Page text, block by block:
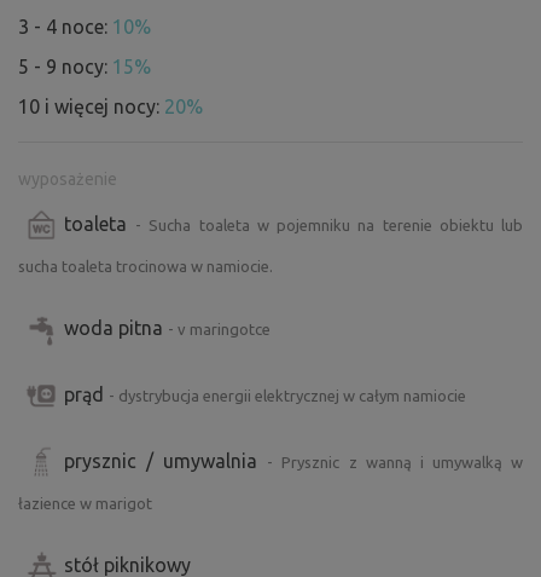
pensjonacie Ovečka itp.
3 - 4 noce: 10%
5 - 9 nocy: 15%
10 i więcej nocy: 20%
wyposażenie
toaleta - Sucha toaleta w pojemniku na terenie obiektu lub
sucha toaleta trocinowa w namiocie.
woda pitna - v maringotce
prąd - dystrybucja energii elektrycznej w całym namiocie
prysznic / umywalnia - Prysznic z wanną i umywalką w
łazience w marigot
stół piknikowy